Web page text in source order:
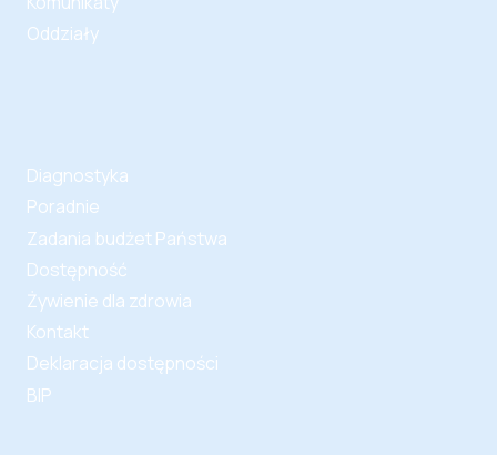
Oddziały
Diagnostyka
Poradnie
Zadania budżet Państwa
Dostępność
Żywienie dla zdrowia
Kontakt
Deklaracja dostępności
BIP